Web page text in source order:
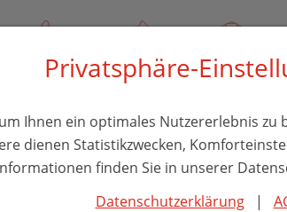
732 / 244 000 Über uns Rezept-Anfrage
Privatsphäre-
Ihnen ein optimales Nutzererlebnis zu
dienen Statistikzwecken,
finden Sie in unserer
Datenschutzerklärung|